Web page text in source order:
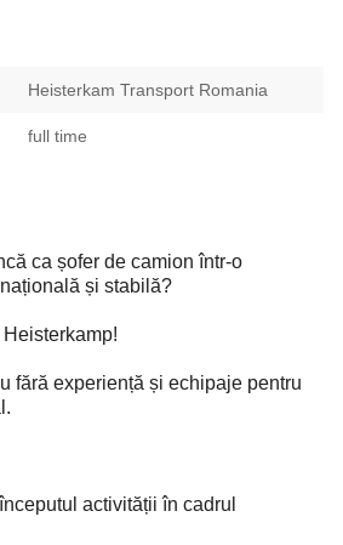
Heisterkam Transport Romania
full time
ca șofer de camion într-o
și stabilă?
fără experiență și echipaje pentru
activității în cadrul